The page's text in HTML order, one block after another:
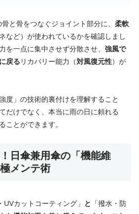
骨と骨をつなぐジョイント部分に、 柔軟
ネなど）が使われているかを確認しまし
を一点に集中させず分散させ、 強風で
戻る リカバリー能力（対風復元性）が
度」の技術的裏付けを理解すること
だけでなく、本当に雨の日に頼れる
ことができます。
日傘兼用傘の「機能維
メンテ術
カットコーティング」 と
「撥水・防